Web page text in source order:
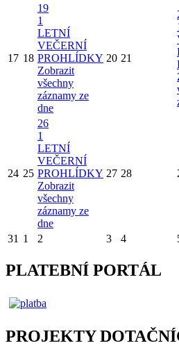
17 18
19
1
LETNÍ
VEČERNÍ
PROHLÍDKY
Zobrazit
všechny
záznamy ze
dne
20 21
24 25
26
1
LETNÍ
VEČERNÍ
PROHLÍDKY
Zobrazit
všechny
záznamy ze
dne
27 28
31 1 2 3 4
PLATEBNÍ PORTÁL
PROJEKTY